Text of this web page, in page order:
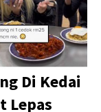
Di Kedai
Lepas